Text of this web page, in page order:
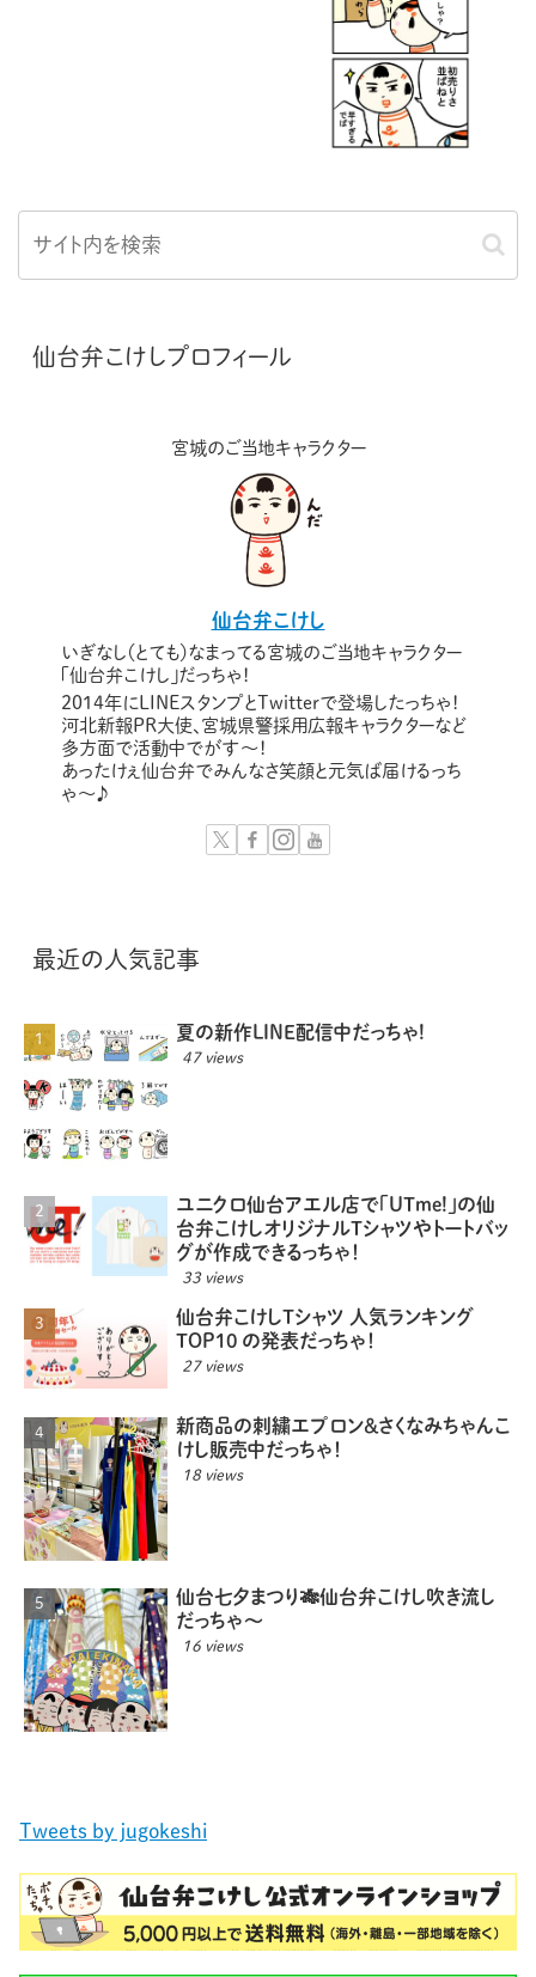
仙台弁こけしプロフィール
宮城のご当地キャラクター
仙台弁こけし
いぎなし（とても）なまってる宮城のご当地キャラクター
「仙台弁こけし」だっちゃ！
2014年にLINEスタンプとTwitterで登場したっちゃ！
河北新報PR大使、宮城県警採用広報キャラクターなど
多方面で活動中でがす〜！
あったけぇ仙台弁でみんなさ笑顔と元気ば届けるっち
ゃ～♪
最近の人気記事
夏の新作LINE配信中だっちゃ!
47 views
ユニクロ仙台アエル店で「UTme!」の仙
台弁こけしオリジナルTシャツやトートバッ
グが作成できるっちゃ！
33 views
仙台弁こけしTシャツ 人気ランキング
TOP10 の発表だっちゃ！
27 views
新商品の刺繍エプロン＆さくなみちゃんこ
けし販売中だっちゃ！
18 views
仙台七夕まつり🎋仙台弁こけし吹き流し
だっちゃ〜
16 views
Tweets by jugokeshi